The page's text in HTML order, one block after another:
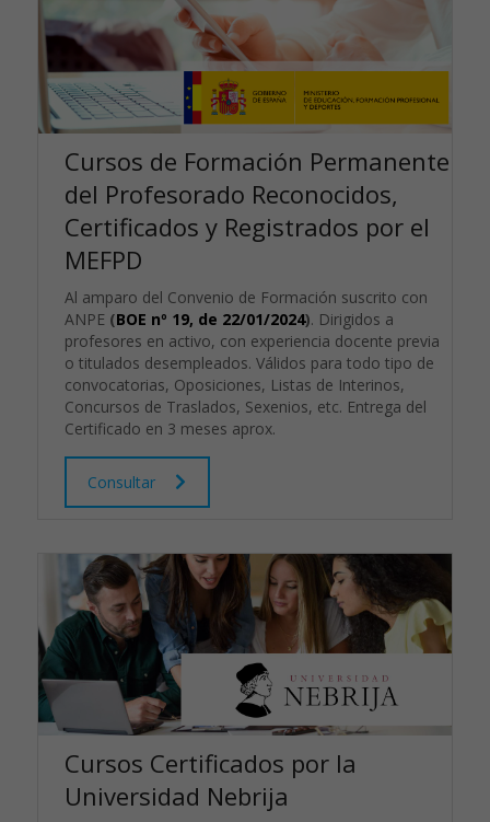
Cursos de Formación Permanente
del Profesorado Reconocidos,
Certificados y Registrados por el
MEFPD
Al amparo del Convenio de Formación suscrito con
ANPE (BOE nº 19, de 22/01/2024). Dirigidos a
profesores en activo, con experiencia docente previa
o titulados desempleados. Válidos para todo tipo de
convocatorias, Oposiciones, Listas de Interinos,
Concursos de Traslados, Sexenios, etc. Entrega del
Certificado en 3 meses aprox.
Consultar
Cursos Certificados por la
Universidad Nebrija